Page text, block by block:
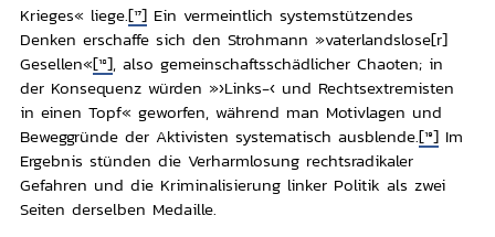
Krieges« liege.[17]Ein vermeintlich systemstützendes
Denken erschaffe sich den Strohmann »vaterlandslose[r]
Gesellen«[18], also gemeinschaftsschädlicher Chaoten; in
der Konsequenz würden »›Links-‹ und Rechtsextremisten
in einen Topf« geworfen, während man Motivlagen und
Beweggründe der Aktivisten systematisch ausblende.[19]Im
Ergebnis stünden die Verharmlosung rechtsradikaler
Gefahren und die Kriminalisierung linker Politik als zwei
Seiten derselben Medaille.